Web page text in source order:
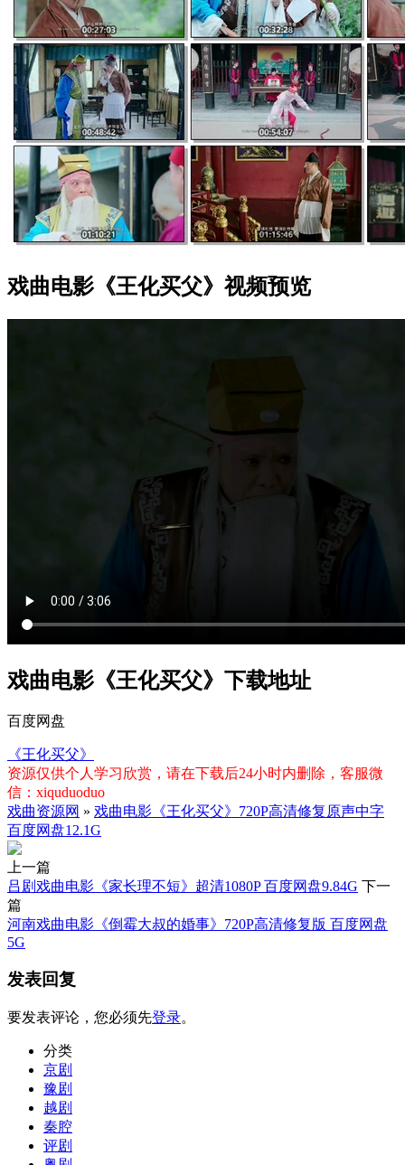
戏曲电影《王化买父》视频预览
戏曲电影《王化买父》下载地址
百度网盘
《王化买父》
资源仅供个人学习欣赏，请在下载后24小时内删除，客服微
信：xiquduoduo
戏曲资源网 » 戏曲电影《王化买父》720P高清修复原声中字
百度网盘12.1G
上一篇
吕剧戏曲电影《家长理不短》超清1080P 百度网盘9.84G 下一
篇
河南戏曲电影《倒霉大叔的婚事》720P高清修复版 百度网盘
5G
发表回复
要发表评论，您必须先登录。
分类
京剧
豫剧
越剧
秦腔
评剧